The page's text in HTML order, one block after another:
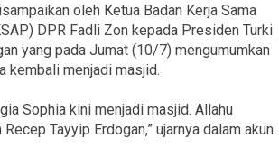
oleh Ketua Badan Kerja Sama
DPR Fadli Zon kepada Presiden Turki
yang pada Jumat (10/7) mengumumkan
kembali menjadi masjid.
Sophia kini menjadi masjid. Allahu
Tayyip Erdogan,” ujarnya dalam akun